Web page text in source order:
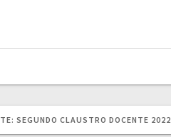
SEGUNDO CLAUSTRO DOCENTE 2022